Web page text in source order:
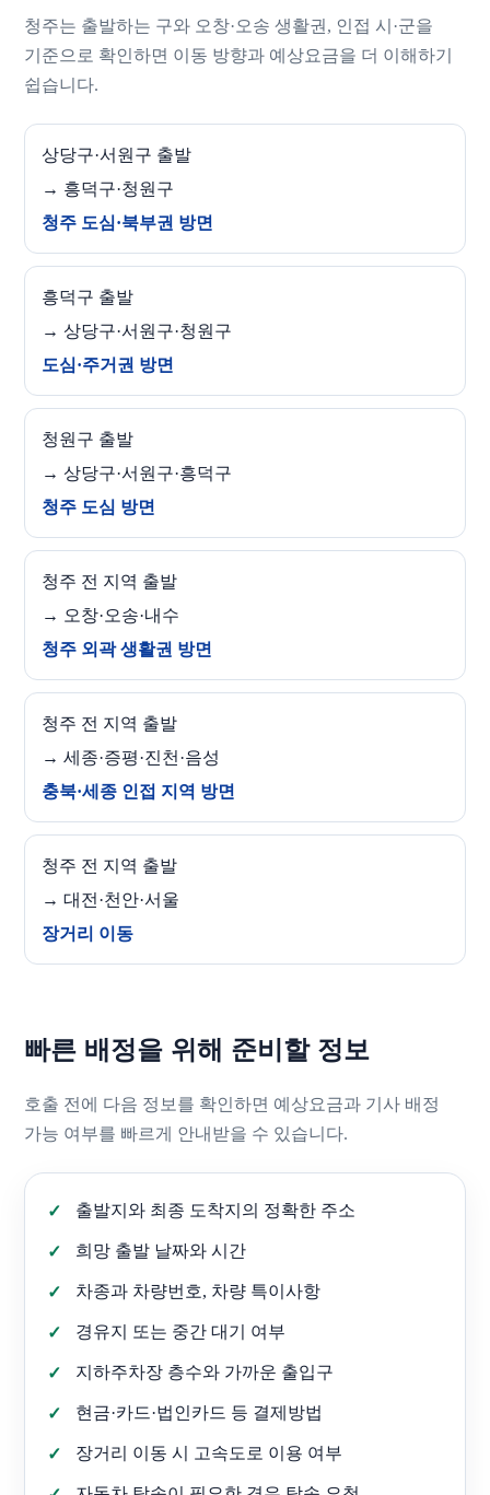
청주는 출발하는 구와 오창·오송 생활권, 인접 시·군을
기준으로 확인하면 이동 방향과 예상요금을 더 이해하기
쉽습니다.
상당구·서원구 출발
→ 흥덕구·청원구
청주 도심·북부권 방면
흥덕구 출발
→ 상당구·서원구·청원구
도심·주거권 방면
청원구 출발
→ 상당구·서원구·흥덕구
청주 도심 방면
청주 전 지역 출발
→ 오창·오송·내수
청주 외곽 생활권 방면
청주 전 지역 출발
→ 세종·증평·진천·음성
충북·세종 인접 지역 방면
청주 전 지역 출발
→ 대전·천안·서울
장거리 이동
빠른 배정을 위해 준비할 정보
호출 전에 다음 정보를 확인하면 예상요금과 기사 배정
가능 여부를 빠르게 안내받을 수 있습니다.
출발지와 최종 도착지의 정확한 주소
희망 출발 날짜와 시간
차종과 차량번호, 차량 특이사항
경유지 또는 중간 대기 여부
지하주차장 층수와 가까운 출입구
현금·카드·법인카드 등 결제방법
장거리 이동 시 고속도로 이용 여부